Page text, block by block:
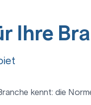
Ihre
kennt: die